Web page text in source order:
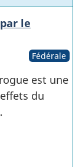
le
Fédérale
est une
du